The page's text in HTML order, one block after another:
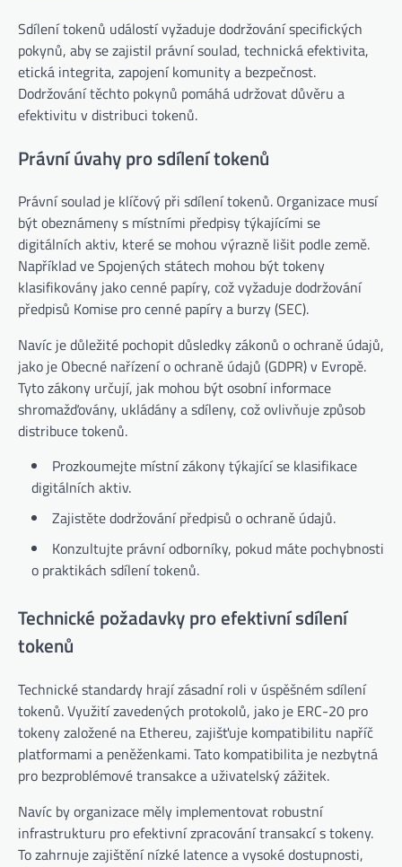
Sdílení tokenů událostí vyžaduje dodržování specifických
pokynů, aby se zajistil právní soulad, technická efektivita,
etická integrita, zapojení komunity a bezpečnost.
Dodržování těchto pokynů pomáhá udržovat důvěru a
efektivitu v distribuci tokenů.
Právní úvahy pro sdílení tokenů
Právní soulad je klíčový při sdílení tokenů. Organizace musí
být obeznámeny s místními předpisy týkajícími se
digitálních aktiv, které se mohou výrazně lišit podle země.
Například ve Spojených státech mohou být tokeny
klasifikovány jako cenné papíry, což vyžaduje dodržování
předpisů Komise pro cenné papíry a burzy (SEC).
Navíc je důležité pochopit důsledky zákonů o ochraně údajů,
jako je Obecné nařízení o ochraně údajů (GDPR) v Evropě.
Tyto zákony určují, jak mohou být osobní informace
shromažďovány, ukládány a sdíleny, což ovlivňuje způsob
distribuce tokenů.
Prozkoumejte místní zákony týkající se klasifikace
digitálních aktiv.
Zajistěte dodržování předpisů o ochraně údajů.
Konzultujte právní odborníky, pokud máte pochybnosti
o praktikách sdílení tokenů.
Technické požadavky pro efektivní sdílení
tokenů
Technické standardy hrají zásadní roli v úspěšném sdílení
tokenů. Využití zavedených protokolů, jako je ERC-20 pro
tokeny založené na Ethereu, zajišťuje kompatibilitu napříč
platformami a peněženkami. Tato kompatibilita je nezbytná
pro bezproblémové transakce a uživatelský zážitek.
Navíc by organizace měly implementovat robustní
infrastrukturu pro efektivní zpracování transakcí s tokeny.
To zahrnuje zajištění nízké latence a vysoké dostupnosti,